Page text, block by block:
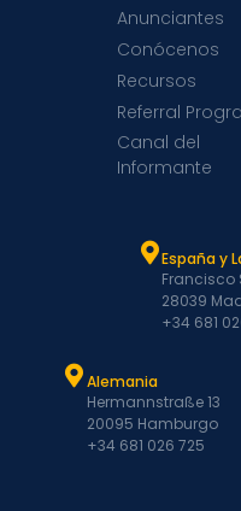
Anunciantes
Conócenos
Recursos
Referral
Canal del
Informante
España y
Francisco
28039
+34 681
Alemania
Hermannstraße 13
20095 Hamburgo
+34 681 026 725